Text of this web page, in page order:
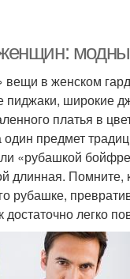
вещи в женском
широкие
платья в
предмет
«рубашкой
длинная. Помните,
рубашке,
легко